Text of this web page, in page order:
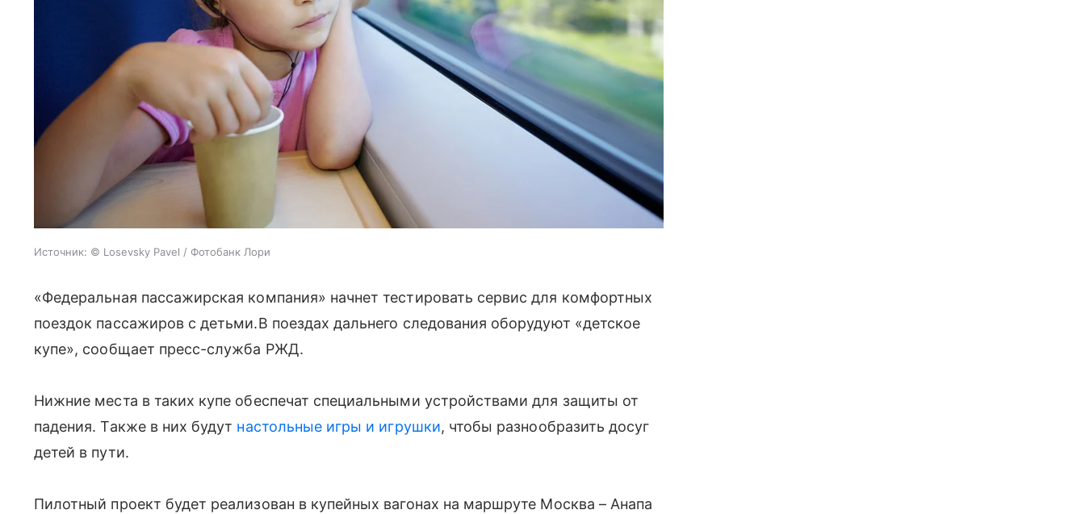
Источник: © Losevsky Pavel / Фотобанк Лори
«Федеральная пассажирская компания» начнет тестировать сервис для комфортных
поездок пассажиров с детьми.В поездах дальнего следования оборудуют «детское
купе», сообщает пресс-служба РЖД.
Нижние места в таких купе обеспечат специальными устройствами для защиты от
падения. Также в них будут настольные игры и игрушки, чтобы разнообразить досуг
детей в пути.
Пилотный проект будет реализован в купейных вагонах на маршруте Москва – Анапа